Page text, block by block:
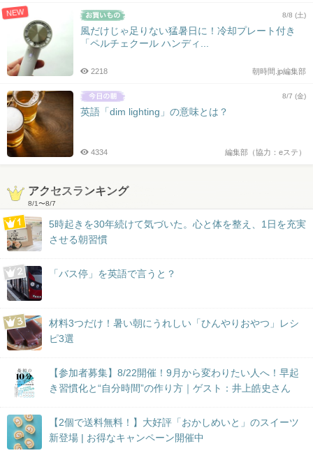
NEW 8/8 (土)
風だけじゃ足りない猛暑日に！冷却プレート付き
「ペルチェクール ハンディ...
朝時間.jp編集部
2218
8/7 (金)
英語「dim lighting」の意味とは？
編集部（協力：eステ）
4334
アクセスランキング
8/1〜8/7
5時起きを30年続けて気づいた。心と体を整え、1日を充実
させる朝習慣
「バス停」を英語で言うと？
材料3つだけ！暑い朝にうれしい「ひんやりおやつ」レシ
ピ3選
【参加者募集】8/22開催！9月から変わりたい人へ！早起
き習慣化と“自分時間”の作り方｜ゲスト：井上皓史さん
【2個で送料無料！】大好評「おかしめいと」のスイーツ
新登場 | お得なキャンペーン開催中